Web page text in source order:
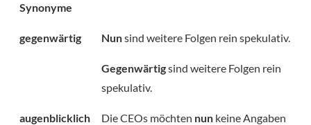
Synonyme
gegenwärtig Nunsind weitere Folgen rein spekulativ.
Gegenwärtigsind weitere Folgen rein
spekulativ.
augenblicklich Die CEOs möchten nun keine Angaben